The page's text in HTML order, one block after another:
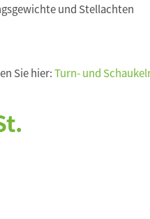
und Stellachten
Sie hier:Turn- und